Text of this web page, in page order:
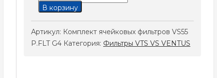
товара
ячейковых
фильтров
В корзину
Артикул: Комплект ячейковых фильтров VS55
P.FLT G4 Категория: Фильтры VTS VS VENTUS